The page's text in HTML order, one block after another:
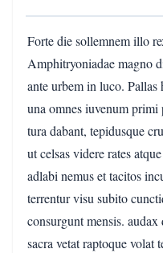
Forte die sollemnem illo
Amphitryoniadae magno
ante urbem in luco.
una omnes iuvenum primi
tura dabant, tepidusque
ut celsas videre rates
adlabi nemus et tacitos
terrentur visu subito
consurgunt mensis. audax
sacra vetat raptoque volat